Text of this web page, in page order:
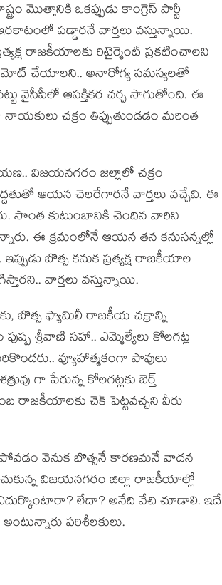
మొత్తానికి ఒక‌ప్పుడు కాంగ్రెస్ పార్టీ
ప‌డ్డార‌నే వార్త‌లు వ‌స్తున్నాయి.
రాజ‌కీయాల‌కు రిటైర్మెంట్ ప్ర‌క‌టించాల‌ని
ప్ర‌మోట్ చేయాల‌ని.. అనారోగ్య స‌మ‌స్య‌ల‌తో
వైసీపీలో ఆస‌క్తిక‌ర చ‌ర్చ సాగుతోంది. ఈ
చ‌క్రం తిప్పుతుండ‌డం మ‌రింత
విజ‌య‌న‌గ‌రం జిల్లాలో చ‌క్రం
ఆయ‌న చెలరేగార‌నే వార్త‌లు వ‌చ్చేవి. ఈ
సొంత కుటుంబానికి చెందిన వారిని
ఈ క్ర‌మంలోనే ఆయ‌న త‌న క‌నుస‌న్న‌ల్లో
బొత్స క‌నుక ప్ర‌త్య‌క్ష రాజ‌కీయాల
వార్త‌లు వ‌స్తున్నాయి.
బొత్స ఫ్యామిలీ రాజ‌కీయ చ‌క్రాన్ని
శ్రీవాణి స‌హా.. ఎమ్మెల్యేలు కోలగట్ల
వ్యూహాత్మ‌కంగా పావులు
గా పేరున్న కోల‌గ‌ట్ల‌కు బెర్త్
రాజ‌కీయాల‌కు చెక్ పెట్ట‌వ‌చ్చ‌ని వీరు
లేక‌పోవ‌డం వెనుక బొత్స‌నే కార‌ణ‌మనే వాద‌న
విజ‌య‌న‌గ‌రం జిల్లా రాజ‌కీయాల్లో
ఎదుర్కొంటారా? లేదా? అనేది వేచి చూడాలి. ఇదే
ప‌రిశీల‌కులు.